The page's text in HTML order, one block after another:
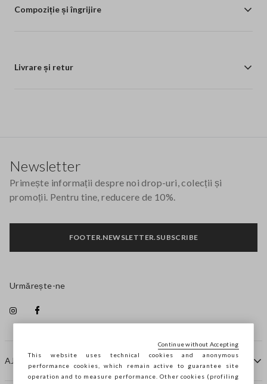
Compoziție și îngrijire
Livrare și retur
AJUTOR
Newsletter
Primește informații despre noi drop-uri, colecții și
promoții. Pentru tine, reducere de 10%.
FOOTER.NEWSLETTER.SUBSCRIBE
Urmărește-ne
This website uses technical cookies and anonymous
performance cookies, which remain active to guarantee site
operation and to measure performance. Other cookies (profiling
Continue without Accepting